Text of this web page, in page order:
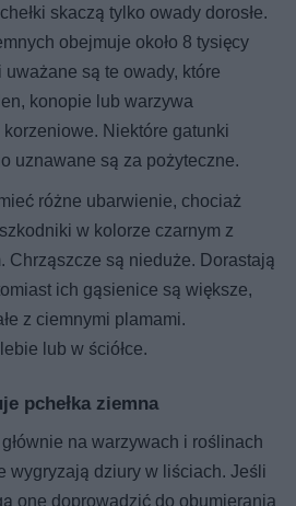
skaczą tylko owady dorosłe.
obejmuje około 8 tysięcy
są te owady, które
konopie lub warzywa
Niektóre gatunki
uznawane są za pożyteczne.
różne ubarwienie, chociaż
w kolorze czarnym z
Chrząszcze są nieduże. Dorastają
ich gąsienice są większe,
z ciemnymi plamami.
lub w ściółce.
pchełka ziemna
na warzywach i roślinach
wygryzają dziury w liściach. Jeśli
one doprowadzić do obumierania